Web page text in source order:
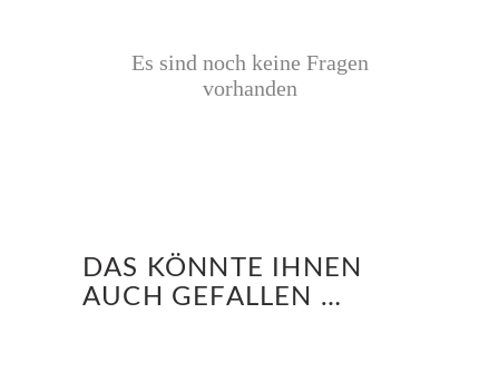
Es sind noch keine Fragen
vorhanden
DAS KÖNNTE IHNEN
AUCH GEFALLEN …